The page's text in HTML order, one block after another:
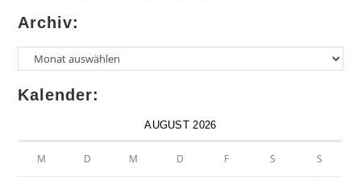
Archiv:
Kalender:
AUGUST 2026
M D M D F S S